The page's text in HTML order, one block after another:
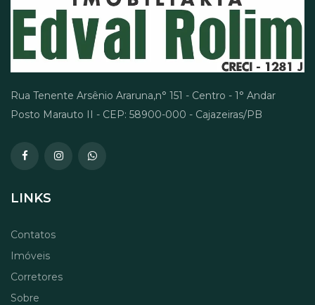
Rua Tenente Arsênio Araruna,n° 151 - Centro - 1° Andar
Posto Marauto II - CEP: 58900-000 - Cajazeiras/PB
LINKS
Contatos
Imóveis
Corretores
Sobre